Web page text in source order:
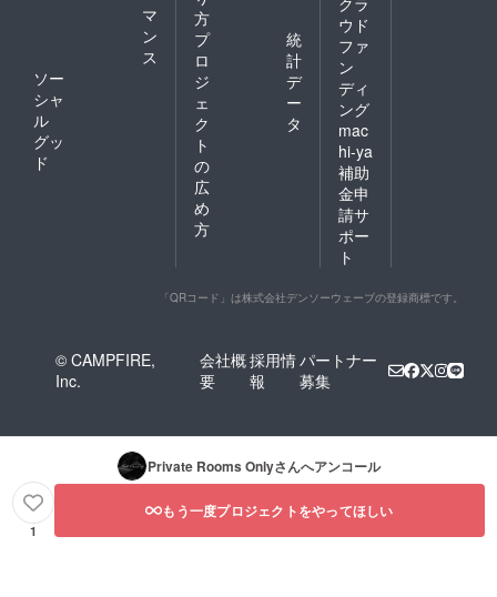
マ
ン
ス
ソー
シャ
ル
グッ
ド
方
プ
ロ
ジ
ェ
ク
ト
の
広
め
方
統
計
デ
ー
タ
ウド
ファ
ン
ディ
ング
mac
hi-ya
補助
金申
請サ
ポー
ト
「QRコード」は株式会社デンソーウェーブの登録商標です。
© CAMPFIRE,
Inc.
会社概
要
採用情
報
パートナー
募集
Private Rooms Onlyさんへアンコール
1
もう一度プロジェクトをやってほしい